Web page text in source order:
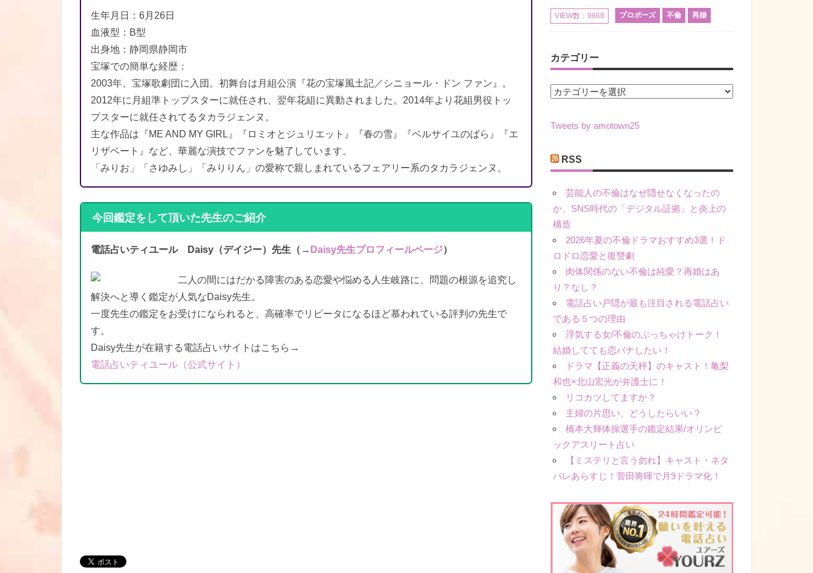
生年月日：6月26日
血液型：B型
出身地：静岡県静岡市
宝塚での簡単な経歴：
2003年、宝塚歌劇団に入団。初舞台は月組公演『花の宝塚風土記／シニョール・ドン ファン』。
2012年に月組準トップスターに就任され、翌年花組に異動されました。2014年より花組男役トッ
プスターに就任されてるタカラジェンヌ。
主な作品は『ME AND MY GIRL』『ロミオとジュリエット』『春の雪』『ベルサイユのばら』『エ
リザベート』など、華麗な演技でファンを魅了しています。
「みりお」「さゆみし」「みりりん」の愛称で親しまれているフェアリー系のタカラジェンヌ。
今回鑑定をして頂いた先生のご紹介
電話占いティユール Daisy（デイジー）先生 （→ Daisy先生プロフィールページ）
二人の間にはだかる障害のある恋愛や悩める人生岐路に、問題の根源を追究し
解決へと導く鑑定が人気なDaisy先生。
一度先生の鑑定をお受けになられると、高確率でリピータになるほど慕われている評判の先生で
す。
Daisy先生が在籍する電話占いサイトはこちら→
電話占いティユール（公式サイト）
VIEW数：9868 プロポーズ 不倫 再婚
カテゴリー
カ
ゴ
ー
Tweets by amotown25
RSS
芸能人の不倫はなぜ隠せなくなったの
か、SNS時代の「デジタル証拠」と炎上の
構造
2026年夏の不倫ドラマおすすめ3選！ド
ロドロ恋愛と復讐劇
肉体関係のない不倫は純愛？再婚はあ
り？なし？
電話占い戸隠が最も注目される電話占い
である５つの理由
浮気する女/不倫のぶっちゃけトーク！
結婚してても恋バナしたい！
ドラマ【正義の天秤】のキャスト！亀梨
和也×北山宏光が弁護士に！
リコカツしてますか？
主婦の片思い、どうしたらいい？
橋本大輝体操選手の鑑定結果/オリンピ
ックアスリート占い
【ミステリと言う勿れ】キャスト・ネタ
バレあらすじ！菅田将暉で月9ドラマ化！